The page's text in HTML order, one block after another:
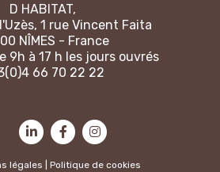
D HABITAT,
1 rue Vincent Faita
NÎMES - France
9h à 17 h les jours ouvrés
66 70 22 22
légales |Politique de cookies